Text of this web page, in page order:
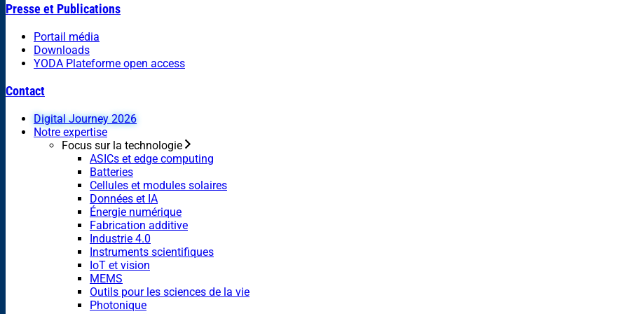
Presse et Publications
Portail média
Downloads
YODA Plateforme open access
Contact
Digital Journey 2026
Notre expertise
Focus sur la technologie
ASICs et edge computing
Batteries
Cellules et modules solaires
Données et IA
Énergie numérique
Fabrication additive
Industrie 4.0
Instruments scientifiques
IoT et vision
MEMS
Outils pour les sciences de la vie
Photonique